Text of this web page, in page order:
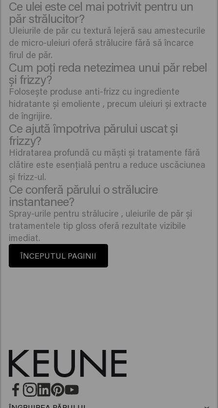
Ce ulei este cel mai potrivit pentru un
păr strălucitor?
Uleiurile de păr cu textură lejeră sau amestecurile
de micro-uleiuri oferă strălucire fără să încarce
firul de păr.
Cum poți reda netezimea unui păr rebel
și frizzy?
Folosește produse anti-frizz cu ingrediente
hidratante și emoliente , precum uleiuri și extracte
de îngrijire.
Ce ajută împotriva părului uscat și
frizzy?
Hidratarea profundă cu măști și tratamente fără
clătire este esențială pentru a reduce uscăciunea
și frizz-ul.
Ce conferă părului o strălucire
instantanee?
Spray-urile pentru strălucire , uleiurile de păr și
tratamentele tip gloss oferă rezultate vizibile
imediat.
ÎNCEPUTUL PAGINII